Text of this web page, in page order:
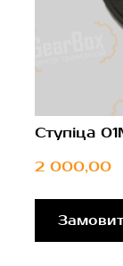
Ступіца
2 000,00